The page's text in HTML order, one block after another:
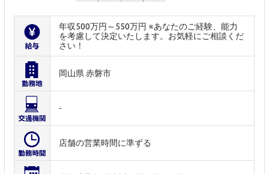
年収500万円～550万円 ※あなたのご経験、能力
を考慮して決定いたします。お気軽にご相談くだ
さい！
岡山県 赤磐市
-
店舗の営業時間に準ずる